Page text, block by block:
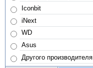
Iconbit
iNext
WD
Asus
Другого производителя